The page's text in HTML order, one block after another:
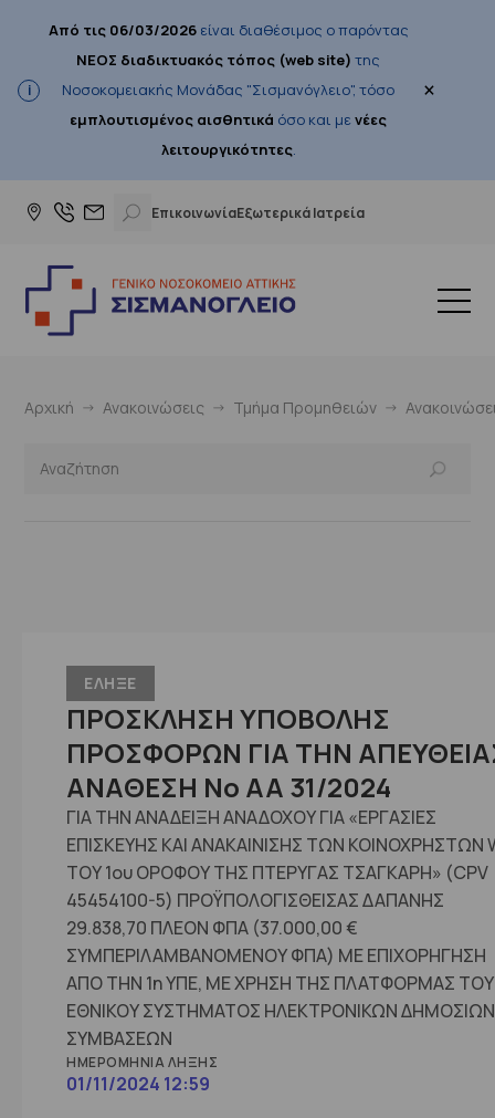
Από τις 06/03/2026είναι διαθέσιμος ο παρόντας
ΝΕΟΣ διαδικτυακός τόπος (web site) της
Νοσοκομειακής Μονάδας "Σισμανόγλειο", τόσο
εμπλουτισμένος αισθητικά όσο και μενέες
λειτουργικότητες.
×
ΕπικοινωνίαΕξωτερικά Ιατρεία
Αρχική Ανακοινώσεις Τμήμα Προμηθειών
ΕΛΗΞΕ
ΠΡΟΣΚΛΗΣΗ ΥΠΟΒΟΛΗΣ
ΠΡΟΣΦΟΡΩΝ ΓΙΑ ΤΗΝ
ΑΝΑΘΕΣΗ No ΑΑ 31/2024
ΓΙΑ ΤΗΝ ΑΝΑΔΕΙΞΗ ΑΝΑΔΟΧΟΥ ΓΙΑ «ΕΡΓΑΣΙΕΣ
ΕΠΙΣΚΕΥΗΣ ΚΑΙ ΑΝΑΚΑΙΝΙΣΗΣ ΤΩΝ ΚΟΙΝΟΧΡΗΣΤΩΝ
ΤΟΥ 1ου ΟΡΟΦΟΥ ΤΗΣ ΠΤΕΡΥΓΑΣ ΤΣΑΓΚΑΡΗ» (CPV
45454100-5) ΠΡΟΫΠΟΛΟΓΙΣΘΕΙΣΑΣ ΔΑΠΑΝΗΣ
29.838,70 ΠΛΕΟΝ ΦΠΑ (37.000,00 €
ΣΥΜΠΕΡΙΛΑΜΒΑΝΟΜΕΝΟΥ ΦΠΑ) ΜΕ ΕΠΙΧΟΡΗΓΗΣΗ
ΑΠΟ ΤΗΝ 1η ΥΠΕ, ΜΕ ΧΡΗΣΗ ΤΗΣ ΠΛΑΤΦΟΡΜΑΣ ΤΟΥ
ΕΘΝΙΚΟΥ ΣΥΣΤΗΜΑΤΟΣ ΗΛΕΚΤΡΟΝΙΚΩΝ ΔΗΜΟΣΙΩΝ
ΣΥΜΒΑΣΕΩΝ
ΗΜΕΡΟΜΗΝΊΑ ΛΉΞΗΣ
01/11/2024 12:59